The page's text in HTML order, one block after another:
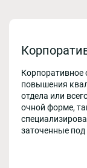
Корпоративное
повышения
отдела или
очной форме,
заточенные